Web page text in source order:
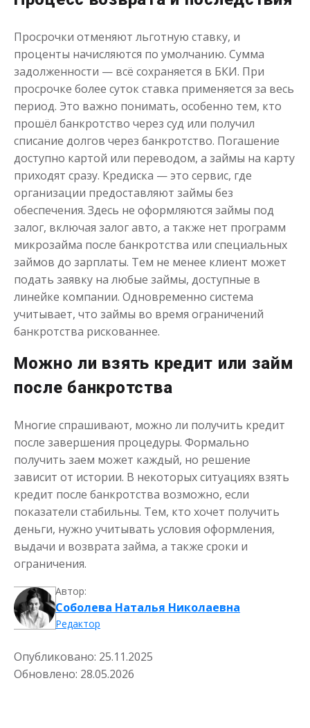
Деньги до зарплаты
Сумма до50 000₽
Срок от 1до 21 дня
Получить
Просрочки отменяют льготную ставку, и
проценты начисляются по умолчанию. Сумма
задолженности — всё сохраняется в БКИ. При
просрочке более суток ставка применяется за весь
период. Это важно понимать, особенно тем, кто
прошёл банкротство через суд или получил
списание долгов через банкротство. Погашение
доступно картой или переводом, а займы на карту
приходят сразу. Кредиска — это сервис, где
организации предоставляют займы без
обеспечения. Здесь не оформляются займы под
залог, включая залог авто, а также нет программ
микрозайма после банкротства или специальных
займов до зарплаты. Тем не менее клиент может
подать заявку на любые займы, доступные в
линейке компании. Одновременно система
учитывает, что займы во время ограничений
банкротства рискованнее.
Можно ли взять кредит или займ
после банкротства
Многие спрашивают, можно ли получить кредит
после завершения процедуры. Формально
получить заем может каждый, но решение
зависит от истории. В некоторых ситуациях взять
кредит после банкротства возможно, если
показатели стабильны. Тем, кто хочет получить
деньги, нужно учитывать условия оформления,
выдачи и возврата займа, а также сроки и
ограничения.
Автор:
Соболева Наталья Николаевна
Редактор
Опубликовано: 25.11.2025
Обновлено: 28.05.2026